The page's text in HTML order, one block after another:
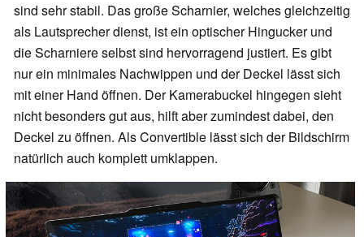
sind sehr stabil. Das große Scharnier, welches gleichzeitig
als Lautsprecher dienst, ist ein optischer Hingucker und
die Scharniere selbst sind hervorragend justiert. Es gibt
nur ein minimales Nachwippen und der Deckel lässt sich
mit einer Hand öffnen. Der Kamerabuckel hingegen sieht
nicht besonders gut aus, hilft aber zumindest dabei, den
Deckel zu öffnen. Als Convertible lässt sich der Bildschirm
natürlich auch komplett umklappen.